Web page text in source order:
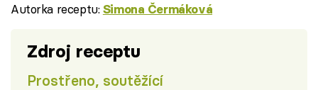
Autorka receptu: Simona Čermáková
Zdroj receptu
Prostřeno, soutěžící